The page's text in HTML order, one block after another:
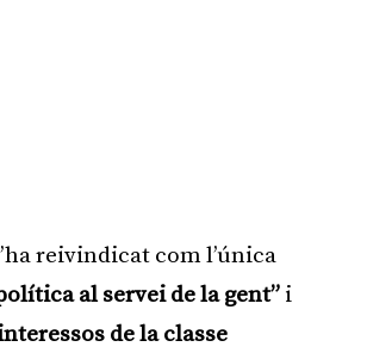
reivindicat com l’única
al servei de la gent” i
de la classe